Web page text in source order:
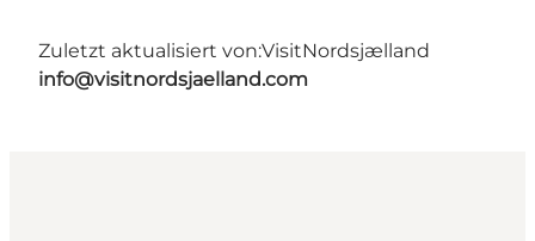
Zuletzt aktualisiert von:VisitNordsjælland
info@visitnordsjaelland.com